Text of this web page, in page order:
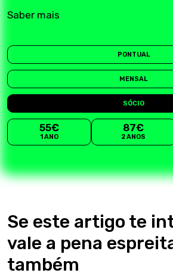
Saber mais
PONTUAL
MENSAL
SÓCIO
55€
1 ANO
87€
2 ANOS
Se este artigo te
vale a pena
também